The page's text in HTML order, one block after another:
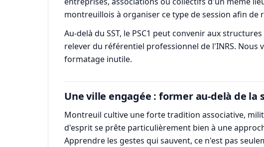
montreuillois à organiser ce type de session afin
Au-delà du SST, le PSC1 peut convenir aux
relever du référentiel professionnel de l'INRS.
formatage inutile.
Une ville engagée : former au-delà de la
Montreuil cultive une forte tradition associative,
d'esprit se prête particulièrement bien à une
Apprendre les gestes qui sauvent, ce n'est pas